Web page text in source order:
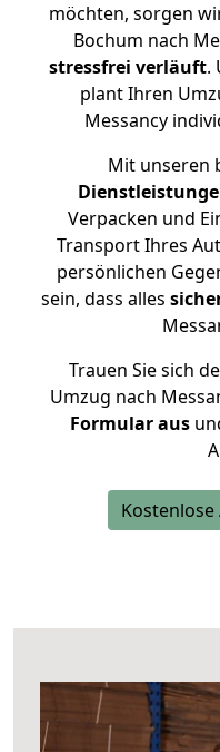
möchten, sorgen
Bochum nach
stressfrei verläuft.
plant Ihren
Messancy
Mit unseren
Verpacken und
Transport Ihres
persönlichen
sein, dass alles
Trauen Sie sich
Umzug nach
Formular aus